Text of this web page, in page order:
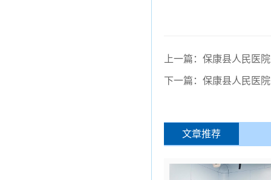
上一篇：保康县人民医
下一篇：保康县人民医
文章推荐